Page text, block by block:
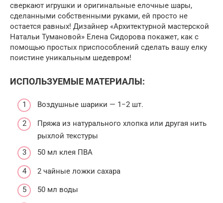
сверкают игрушки и оригинальные елочные шары,
сделанными собственными руками, ей просто не
остается равных! Дизайнер «Архитектурной мастерской
Натальи Тумановой» Елена Сидорова покажет, как с
помощью простых приспособлений сделать вашу елку
поистине уникальным шедевром!
ИСПОЛЬЗУЕМЫЕ МАТЕРИАЛЫ:
Воздушные шарики — 1−2 шт.
Пряжа из натурального хлопка или другая нить
рыхлой текстуры
50 мл клея ПВА
2 чайные ложки сахара
50 мл воды